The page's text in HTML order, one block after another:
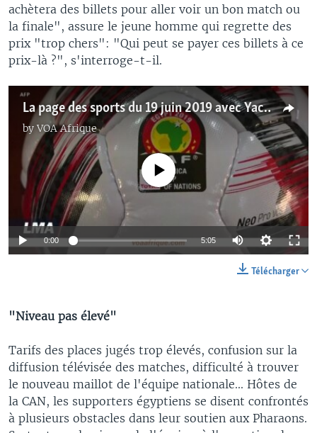
achètera des billets pour aller voir un bon match ou
la finale", assure le jeune homme qui regrette des
prix "trop chers": "Qui peut se payer ces billets à ce
prix-là ?", s'interroge-t-il.
La page des sports du 19 juin 2019 avec Yacouba Ouédraogo
by VOA Afrique
No media source currently available
0:00 5:05
Télécharger
"Niveau pas élevé"
Tarifs des places jugés trop élevés, confusion sur la
diffusion télévisée des matches, difficulté à trouver
le nouveau maillot de l'équipe nationale... Hôtes de
la CAN, les supporters égyptiens se disent confrontés
à plusieurs obstacles dans leur soutien aux Pharaons.